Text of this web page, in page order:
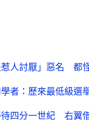
惹人討厭」惡名 都
學者：歷來最低級
待四分一世紀 右